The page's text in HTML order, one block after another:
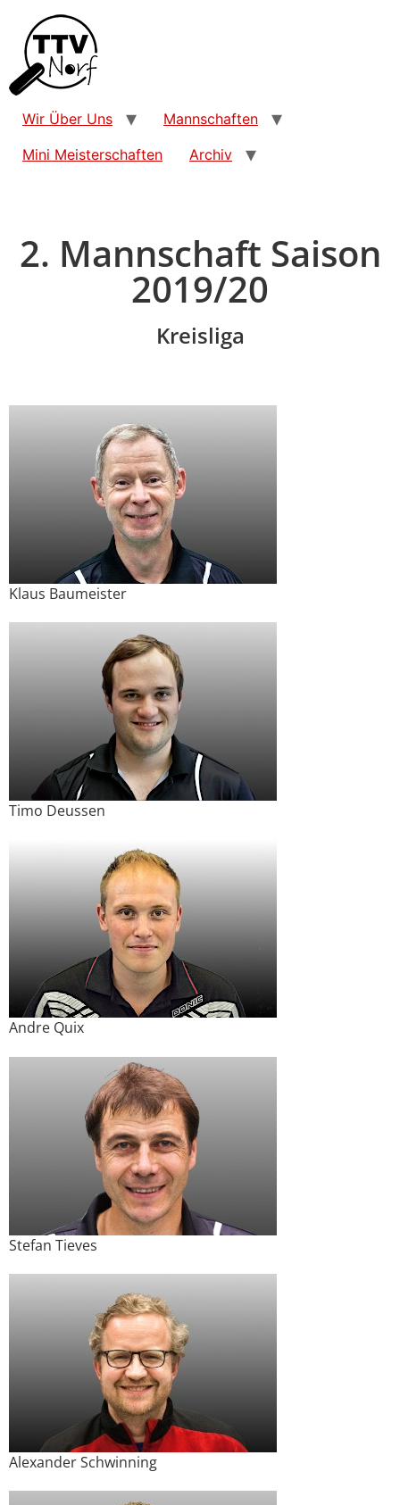
Wir Über Uns
Mannschaften
Mini Meisterschaften
Archiv
2. Mannschaft Saison
2019/20
Kreisliga
Klaus Baumeister
Timo Deussen
Andre Quix
Stefan Tieves
Alexander Schwinning